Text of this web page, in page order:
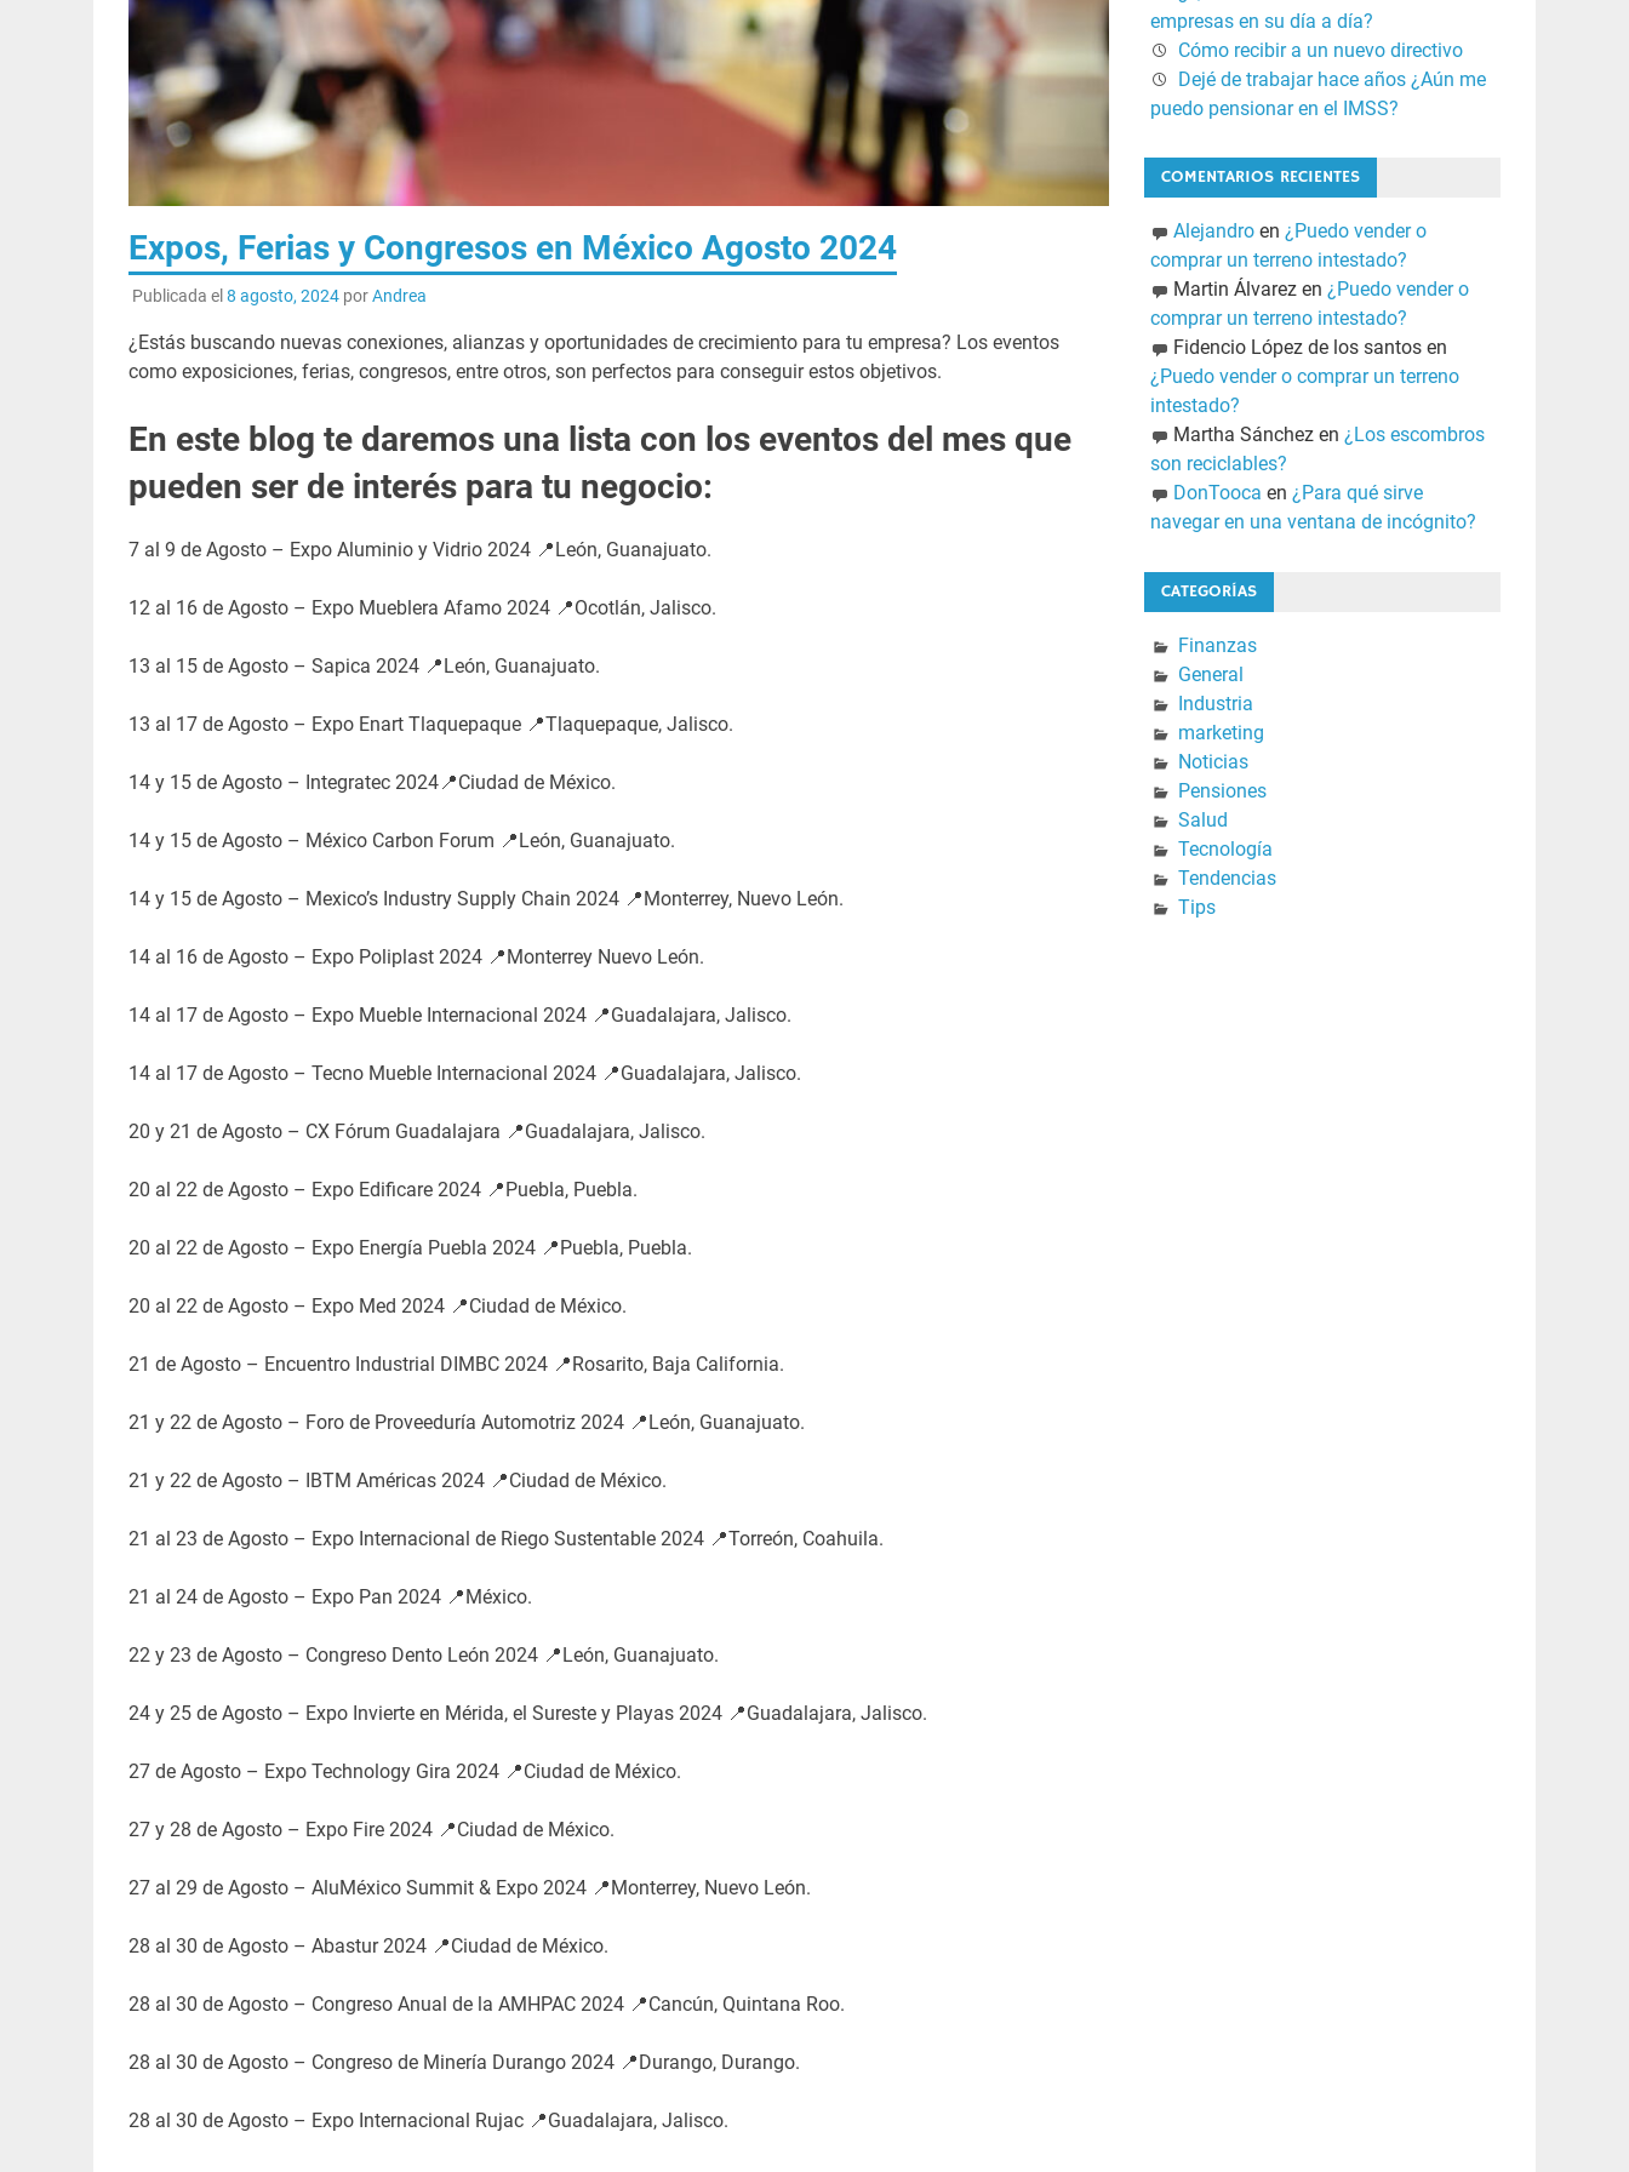
Expos, Ferias y Congresos en México Agosto 2024
Publicada el 8 agosto, 2024porAndrea
¿Estás buscando nuevas conexiones, alianzas y oportunidades de crecimiento para tu empresa? Los eventos
como exposiciones, ferias, congresos, entre otros, son perfectos para conseguir estos objetivos.
En este blog te daremos una lista con los eventos del mes que
pueden ser de interés para tu negocio:
7 al 9 de Agosto – Expo Aluminio y Vidrio 2024 📍León, Guanajuato.
12 al 16 de Agosto – Expo Mueblera Afamo 2024 📍Ocotlán, Jalisco.
13 al 15 de Agosto – Sapica 2024 📍León, Guanajuato.
13 al 17 de Agosto – Expo Enart Tlaquepaque 📍Tlaquepaque, Jalisco.
14 y 15 de Agosto – Integratec 2024📍Ciudad de México.
14 y 15 de Agosto – México Carbon Forum 📍León, Guanajuato.
14 y 15 de Agosto – Mexico’s Industry Supply Chain 2024 📍Monterrey, Nuevo León.
14 al 16 de Agosto – Expo Poliplast 2024 📍Monterrey Nuevo León.
14 al 17 de Agosto – Expo Mueble Internacional 2024 📍Guadalajara, Jalisco.
14 al 17 de Agosto – Tecno Mueble Internacional 2024 📍Guadalajara, Jalisco.
20 y 21 de Agosto – CX Fórum Guadalajara 📍Guadalajara, Jalisco.
20 al 22 de Agosto – Expo Edificare 2024 📍Puebla, Puebla.
20 al 22 de Agosto – Expo Energía Puebla 2024 📍Puebla, Puebla.
20 al 22 de Agosto – Expo Med 2024 📍Ciudad de México.
21 de Agosto – Encuentro Industrial DIMBC 2024 📍Rosarito, Baja California.
21 y 22 de Agosto – Foro de Proveeduría Automotriz 2024 📍León, Guanajuato.
21 y 22 de Agosto – IBTM Américas 2024 📍Ciudad de México.
21 al 23 de Agosto – Expo Internacional de Riego Sustentable 2024 📍Torreón, Coahuila.
21 al 24 de Agosto – Expo Pan 2024 📍México.
22 y 23 de Agosto – Congreso Dento León 2024 📍León, Guanajuato.
24 y 25 de Agosto – Expo Invierte en Mérida, el Sureste y Playas 2024 📍Guadalajara, Jalisco.
27 de Agosto – Expo Technology Gira 2024 📍Ciudad de México.
27 y 28 de Agosto – Expo Fire 2024 📍Ciudad de México.
27 al 29 de Agosto – AluMéxico Summit & Expo 2024 📍Monterrey, Nuevo León.
28 al 30 de Agosto – Abastur 2024 📍Ciudad de México.
28 al 30 de Agosto – Congreso Anual de la AMHPAC 2024 📍Cancún, Quintana Roo.
28 al 30 de Agosto – Congreso de Minería Durango 2024 📍Durango, Durango.
28 al 30 de Agosto – Expo Internacional Rujac 📍Guadalajara, Jalisco.
empresas en su día a día?
Cómo recibir a un nuevo directivo
Dejé de trabajar hace años ¿Aún me
puedo pensionar en el IMSS?
COMENTARIOS RECIENTES
Alejandroen ¿Puedo vender o
comprar un terreno intestado?
Martin Álvarezen ¿Puedo vender o
comprar un terreno intestado?
Fidencio López de los santosen
¿Puedo vender o comprar un terreno
intestado?
Martha Sánchezen ¿Los escombros
son reciclables?
DonTooca en ¿Para qué sirve
navegar en una ventana de incógnito?
CATEGORÍAS
Finanzas
General
Industria
marketing
Noticias
Pensiones
Salud
Tecnología
Tendencias
Tips